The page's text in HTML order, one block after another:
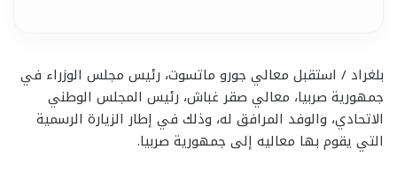
بلغراد / استقبل معالي جورو ماتسوت، رئيس مجلس الوزراء في
جمهورية صربيا، معالي صقر غباش، رئيس المجلس الوطني
الاتحادي، والوفد المرافق له، وذلك في إطار الزيارة الرسمية
التي يقوم بها معاليه إلى جمهورية صربيا.